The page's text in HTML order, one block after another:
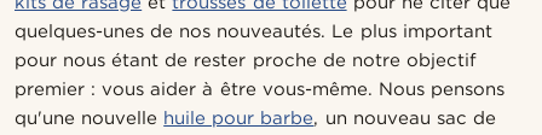
quelques-unes de nos nouveautés. Le plus important
pour nous étant de rester proche de notre objectif
premier : vous aider à être vous-même. Nous pensons
qu'une nouvelle huile pour barbe, un nouveau sac de